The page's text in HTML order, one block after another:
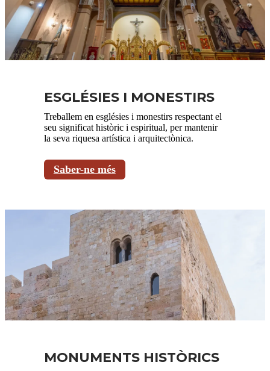
ESGLÉSIES I MONESTIRS
Treballem en esglésies i monestirs respectant el
seu significat històric i espiritual, per mantenir
la seva riquesa artística i arquitectònica.
Saber-ne més
MONUMENTS HISTÒRICS